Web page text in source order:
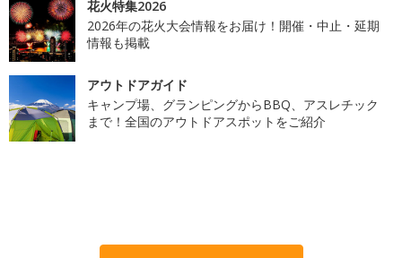
花火特集2026
2026年の花火大会情報をお届け！開催・中止・延期
情報も掲載
アウトドアガイド
キャンプ場、グランピングからBBQ、アスレチック
まで！全国のアウトドアスポットをご紹介